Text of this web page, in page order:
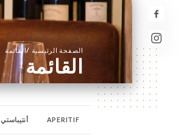
الصفحة الرئيسية /القائمة
القائمة
APERITIF أنتيباستي